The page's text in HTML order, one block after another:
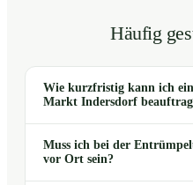
Häufig
Wie kurzfristig kann ich
Markt Indersdorf
Muss ich bei der
vor Ort sein?